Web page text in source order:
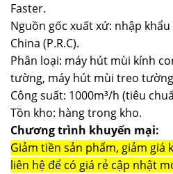
Faster.
Nguồn gốc xuất xứ: nhập
China (P.R.C).
Phân loại: máy hút mùi kính
tường, máy hút mùi treo
Công suất: 1000m³/h (tiêu
Tồn kho: hàng trong kho.
Chương trình khuyến mại:
Giảm tiền sản phẩm, giảm giá
liên hệ để có giá rẻ cập nhật